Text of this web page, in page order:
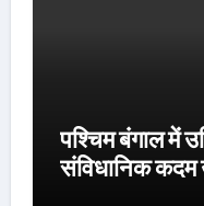
पश्चिम बंगाल में
संविधानिक कदम